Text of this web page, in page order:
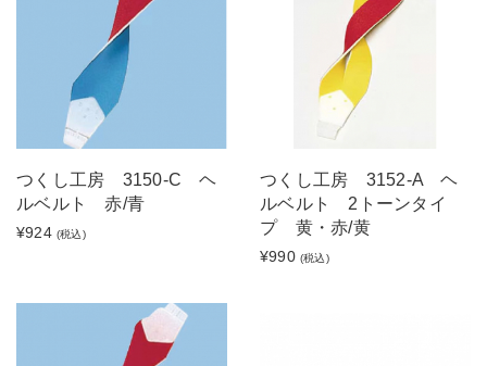
つくし工房 3150-C ヘ
ルベルト 赤/青
¥924 (税込)
つくし工房 3152-A ヘ
ルベルト 2トーンタイ
プ 黄・赤/黄
¥990 (税込)